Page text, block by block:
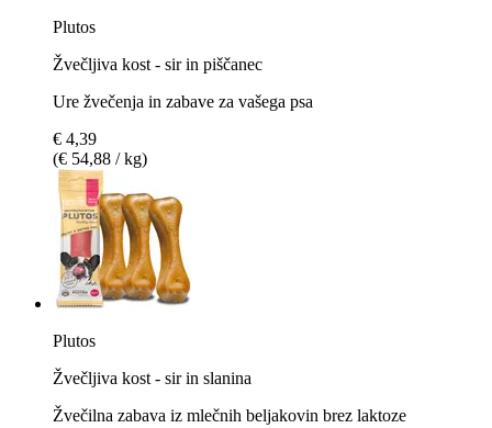
Plutos
Žvečljiva kost - sir in piščanec
Ure žvečenja in zabave za vašega psa
€ 4,39
(€ 54,88 / kg)
Plutos
Žvečljiva kost - sir in slanina
Žvečilna zabava iz mlečnih beljakovin brez laktoze